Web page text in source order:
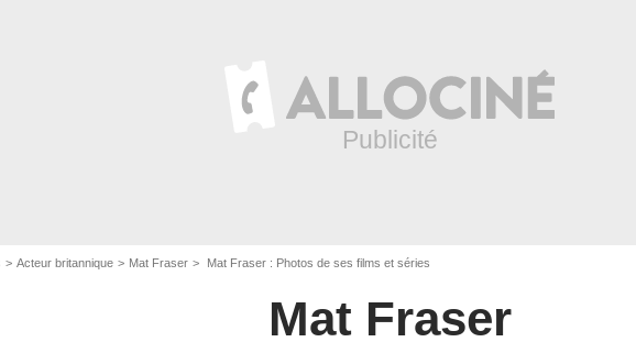
Acteur britannique Mat Fraser Mat Fraser : Photos de ses films et séries
Mat Fraser